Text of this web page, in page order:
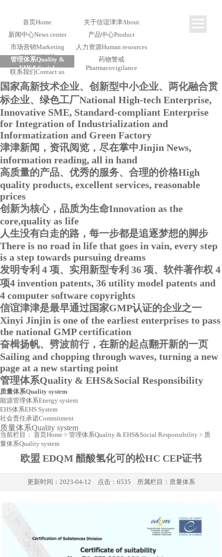
首页Home 关于信谊津津About
新闻中心News center 产品中心Product
市场营销Marketing
management
人力资源Human resources
管理体系Quality &
EHS&Social
Responsibility
药物警戒
Pharmacovigilance
联系我们Contact us
国家高新技术企业、创新型中小企业、两化融合贯
标企业、绿色工厂National High-tech Enterprise,
Innovative SME, Standard-compliant Enterprise
for Integration of Industrialization and
Informatization and Green Factory
津津新闻，资讯阅览，尽在掌中Jinjin News,
information reading, all in hand
高质量的产品、优秀的服务、合理的价格High
quality products, excellent services, reasonable
prices
创新为核心，品质为生命Innovation as the
core,quality as life
人生没有白走的路，每一步都是追逐梦想的脚步
There is no road in life that goes in vain, every step
is a step towards pursuing dreams
发明专利 4 项、实用新型专利 36 项、软件著作权 4
项4 invention patents, 36 utility model patents and
4 computer software copyrights
信谊津津是最早通过国家GMP认证的企业之一
Xinyi Jinjin is one of the earliest enterprises to pass
the national GMP certification
奋楫扬帆、劈波前行，在新的起点翻开新的一页
Sailing and chopping through waves, turning a new
page at a new starting point
管理体系Quality & EHS&Social Responsibility
质量体系Quality system
能源管理体系Energy system
EHS体系EHS System
社会责任承诺Commitment
质量体系Quality system
当前栏目： 首页Home > 管理体系Quality & EHS&Social Responsibility > 质
量体系Quality system
欧盟 EDQM 醋酸氢化可的松HC CEP证书
更新时间： 2023-04-12 点击：6535 所属栏目： 质量体系